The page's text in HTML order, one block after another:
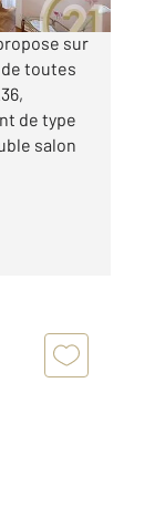
sur
toutes
de type
salon